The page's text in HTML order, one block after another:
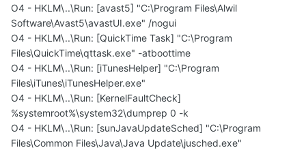
O4 - HKLM\..\Run: [avast5] "C:\Program Files\Alwil
Software\Avast5\avastUI.exe" /nogui
O4 - HKLM\..\Run: [QuickTime Task] "C:\Program
Files\QuickTime\qttask.exe" -atboottime
O4 - HKLM\..\Run: [iTunesHelper] "C:\Program
Files\iTunes\iTunesHelper.exe"
O4 - HKLM\..\Run: [KernelFaultCheck]
%systemroot%\system32\dumprep 0 -k
O4 - HKLM\..\Run: [sunJavaUpdateSched] "C:\Program
Files\Common Files\Java\Java Update\jusched.exe"